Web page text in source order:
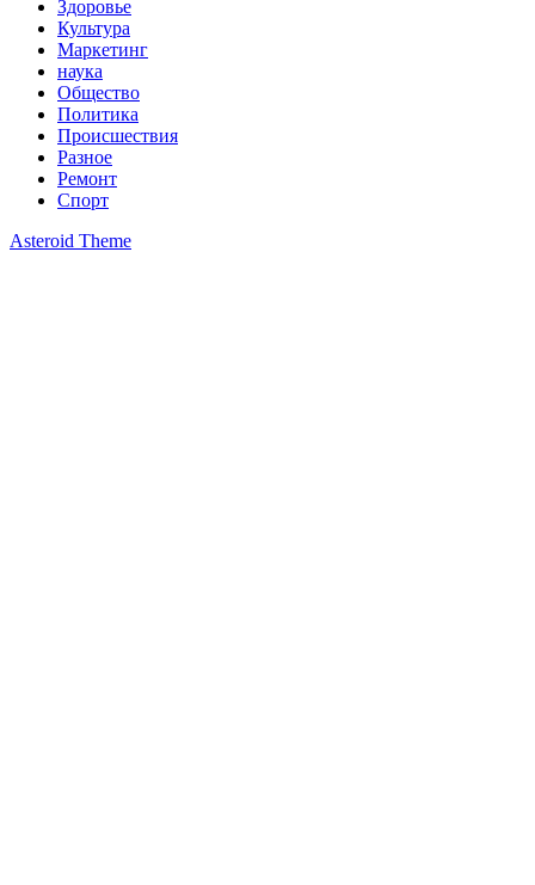
Здоровье
Культура
Маркетинг
наука
Общество
Политика
Происшествия
Разное
Ремонт
Спорт
Asteroid Theme